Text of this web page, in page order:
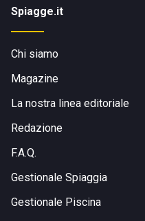
Spiagge.it
Chi siamo
Magazine
La nostra linea editoriale
Redazione
F.A.Q.
Gestionale Spiaggia
Gestionale Piscina